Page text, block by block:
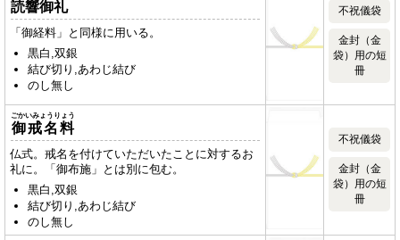
読響御礼
「御経料」と同様に用いる。
黒白,双銀
結び切り,あわじ結び
のし無し
不祝儀袋
金封（金
袋）用の短
冊
御戒名料
ごかいみょうりょう
仏式。戒名を付けていただいたことに対するお
礼に。「御布施」とは別に包む。
黒白,双銀
結び切り,あわじ結び
のし無し
不祝儀袋
金封（金
袋）用の短
冊